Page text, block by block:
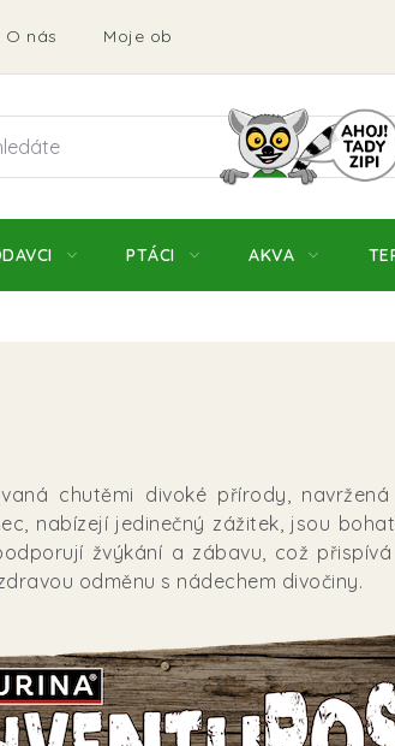
O nás Moje objednávka Obchodní
PTÁCI AKVA
chutěmi divoké přírody,
nabízejí jedinečný zážitek, jsou
žvýkání a zábavu, což
odměnu s nádechem divočiny.